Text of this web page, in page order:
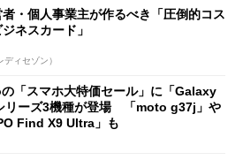
・個人事業主が作るべき「圧倒的コス
ネスカード」
ディセゾン）
「スマホ大特価セール」に「Galaxy
リーズ3機種が登場 「moto g37j」や
Find X9 Ultra」も